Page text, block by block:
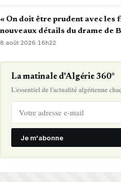
« On doit être prudent avec les
nouveaux détails du drame de
8 août 2026· 16h22
La matinale d'Algérie 360°
L'essentiel de l'actualité algérienne
Je m'abonne